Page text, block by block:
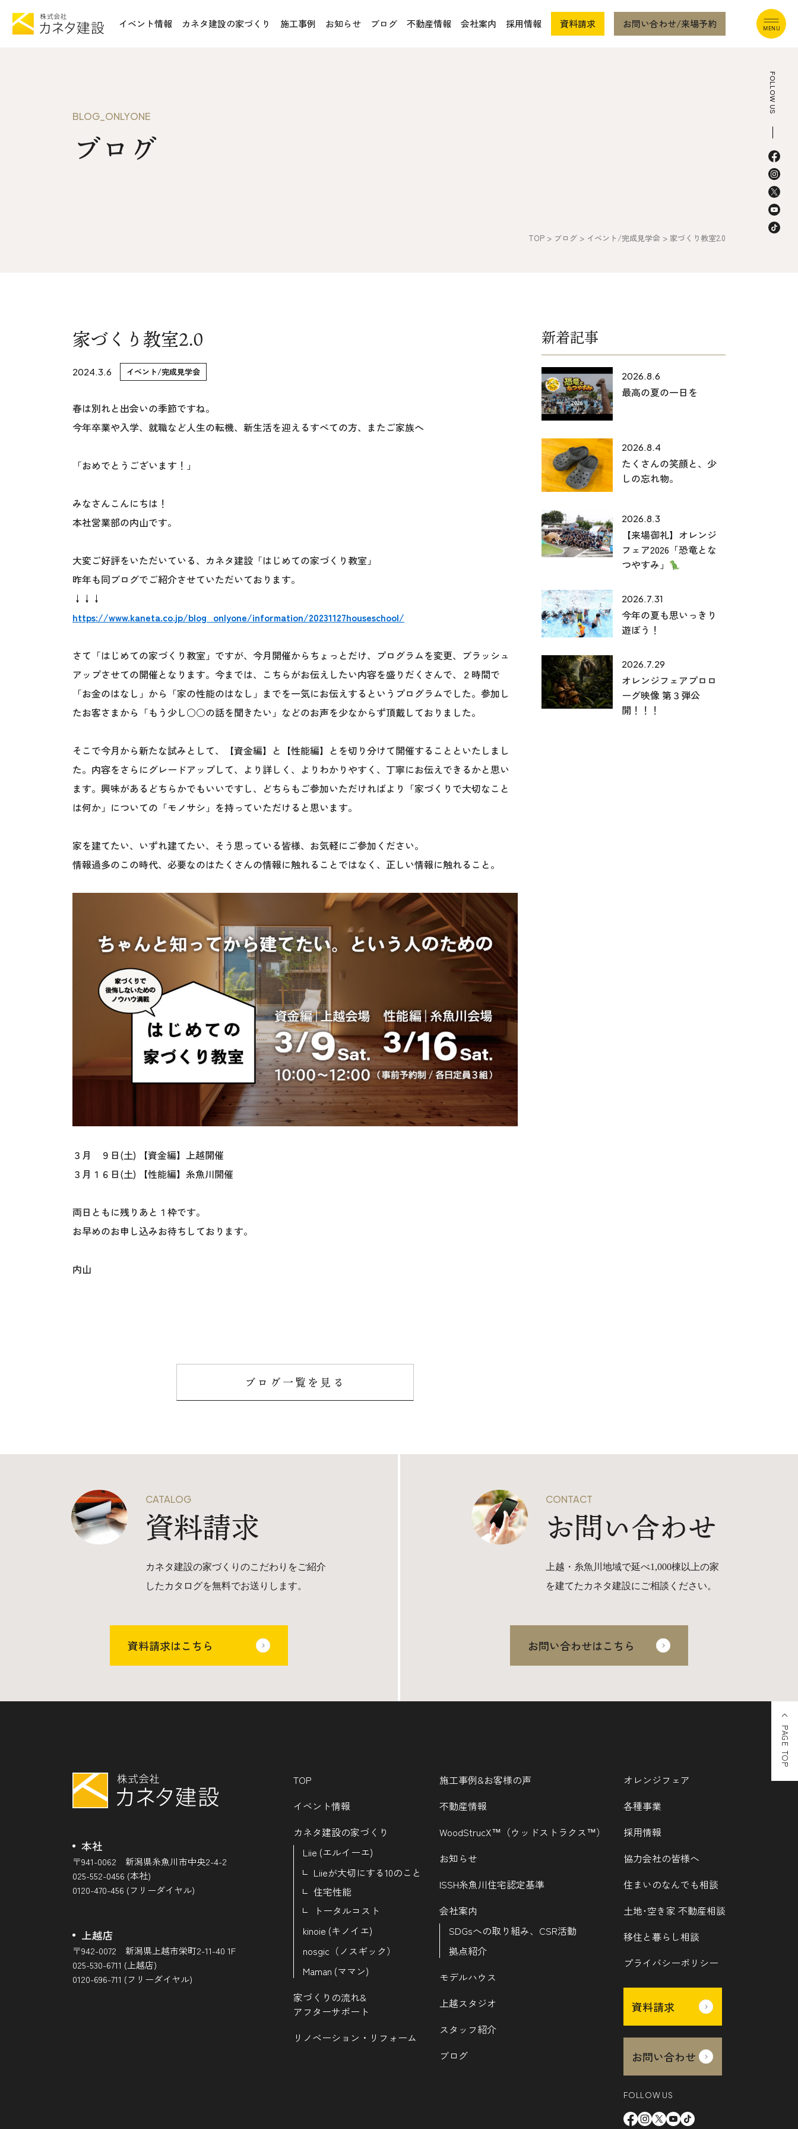
カネタ建設の家づくり
Liie (エルイーエ)
Liieが大切にする10のこと
上越店
イベント情報 カネタ建設の家づくり 施工事例 お知らせ ブログ 不動産情報 会社案内 採用情報 資料請求 お問い合わせ/来場予約
FOLLOW US
BLOG_ONLYONE
ブログ
TOP > ブログ > イベント/完成見学会 > 家づくり教室2.0
家づくり教室2.0
2024.3.6 イベント/完成見学会
春は別れと出会いの季節ですね。
今年卒業や入学、就職など人生の転機、新生活を迎えるすべての方、またご家族へ
「おめでとうございます！」
みなさんこんにちは！
本社営業部の内山です。
大変ご好評をいただいている、カネタ建設「はじめての家づくり教室」
昨年も同ブログでご紹介させていただいております。
↓↓↓
https://www.kaneta.co.jp/blog_onlyone/information/20231127houseschool/
さて「はじめての家づくり教室」ですが、今月開催からちょっとだけ、プログラムを変更、ブラッシュ
アップさせての開催となります。今までは、こちらがお伝えしたい内容を盛りだくさんで、２時間で
「お金のはなし」から「家の性能のはなし」までを一気にお伝えするというプログラムでした。参加し
たお客さまから「もう少し○○の話を聞きたい」などのお声を少なからず頂戴しておりました。
そこで今月から新たな試みとして、【資金編】と【性能編】とを切り分けて開催することといたしまし
た。内容をさらにグレードアップして、より詳しく、よりわかりやすく、丁寧にお伝えできるかと思い
ます。興味があるどちらかでもいいですし、どちらもご参加いただければより「家づくりで大切なこと
は何か」についての「モノサシ」を持っていただけると思います。
家を建てたい、いずれ建てたい、そう思っている皆様、お気軽にご参加ください。
情報過多のこの時代、必要なのはたくさんの情報に触れることではなく、正しい情報に触れること。
３月 ９日(土) 【資金編】上越開催
３月１６日(土) 【性能編】糸魚川開催
両日ともに残りあと１枠です。
お早めのお申し込みお待ちしております。
内山
ブログ一覧を見る
新着記事
2026.8.6
最高の夏の一日を
2026.8.4
たくさんの笑顔と、少
しの忘れ物。
2026.8.3
【来場御礼】オレンジ
フェア2026「恐竜とな
つやすみ」
2026.7.31
今年の夏も思いっきり
遊ぼう！
2026.7.29
オレンジフェアプロロ
ーグ映像 第３弾公
開！！！
CATALOG
資料請求
カネタ建設の家づくりのこだわりをご紹介
したカタログを無料でお送りします。
資料請求はこちら
CONTACT
お問い合わせ
上越・糸魚川地域で延べ1,000棟以上の家
を建てたカネタ建設にご相談ください。
お問い合わせはこちら
本社
〒941-0062 新潟県糸魚川市中央2-4-2
025-552-0456 (本社)
0120-470-456 (フリーダイヤル)
上越店
〒942-0072 新潟県上越市栄町2-11-40 1F
025-530-6711 (上越店)
0120-696-711 (フリーダイヤル)
TOP
イベント情報
カネタ建設の家づくり
Liie (エルイーエ)
Liieが大切にする10のこと
住宅性能
トータルコスト
kinoie (キノイエ)
nosgic（ノスギック）
Maman (ママン)
家づくりの流れ&
アフターサポート
リノベーション・リフォーム
施工事例&お客様の声
不動産情報
WoodStrucX™（ウッドストラクス™）
お知らせ
ISSH糸魚川住宅認定基準
会社案内
SDGsへの取り組み、CSR活動
拠点紹介
モデルハウス
上越スタジオ
スタッフ紹介
ブログ
オレンジフェア
各種事業
採用情報
協力会社の皆様へ
住まいのなんでも相談
土地･空き家 不動産相談
移住と暮らし相談
プライバシーポリシー
資料請求
お問い合わせ
FOLLOW US
PAGE TOP